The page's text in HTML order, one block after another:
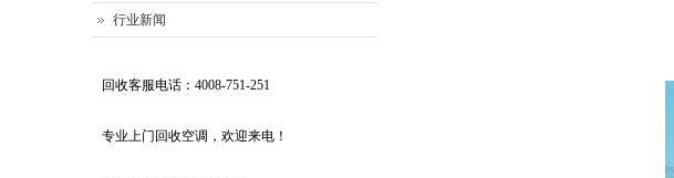
行业新闻
回收客服电话：4008-751-251
专业上门回收空调，欢迎来电！